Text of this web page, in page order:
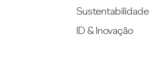
Sustentabilidade
ID & Inovação